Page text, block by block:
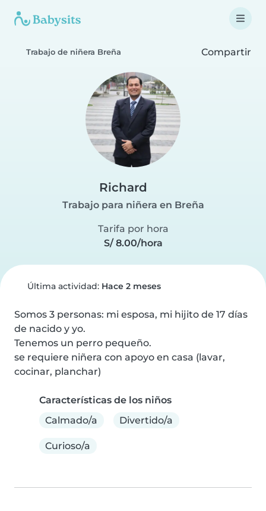
Trabajo de niñera Breña Compartir
Richard
Trabajo para niñera en Breña
Tarifa por hora
S/ 8.00/hora
Última actividad: Hace 2 meses
Somos 3 personas: mi esposa, mi hijito de 17 días
de nacido y yo.
Tenemos un perro pequeño.
se requiere niñera con apoyo en casa (lavar,
cocinar, planchar)
Características de los niños
Calmado/a
Divertido/a
Curioso/a